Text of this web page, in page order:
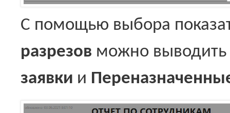
С помощью выбора
разрезов можно выводить
заявки и